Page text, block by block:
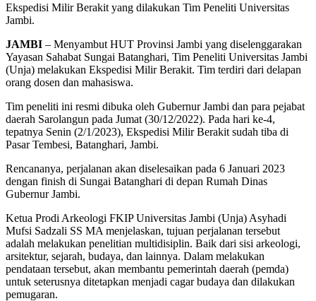
Ekspedisi Milir Berakit yang dilakukan Tim Peneliti Universitas
Jambi.
JAMBI – Menyambut HUT Provinsi Jambi yang diselenggarakan
Yayasan Sahabat Sungai Batanghari, Tim Peneliti Universitas Jambi
(Unja) melakukan Ekspedisi Milir Berakit. Tim terdiri dari delapan
orang dosen dan mahasiswa.
Tim peneliti ini resmi dibuka oleh Gubernur Jambi dan para pejabat
daerah Sarolangun pada Jumat (30/12/2022). Pada hari ke-4,
tepatnya Senin (2/1/2023), Ekspedisi Milir Berakit sudah tiba di
Pasar Tembesi, Batanghari, Jambi.
Rencananya, perjalanan akan diselesaikan pada 6 Januari 2023
dengan finish di Sungai Batanghari di depan Rumah Dinas
Gubernur Jambi.
Ketua Prodi Arkeologi FKIP Universitas Jambi (Unja) Asyhadi
Mufsi Sadzali SS MA menjelaskan, tujuan perjalanan tersebut
adalah melakukan penelitian multidisiplin. Baik dari sisi arkeologi,
arsitektur, sejarah, budaya, dan lainnya. Dalam melakukan
pendataan tersebut, akan membantu pemerintah daerah (pemda)
untuk seterusnya ditetapkan menjadi cagar budaya dan dilakukan
pemugaran.